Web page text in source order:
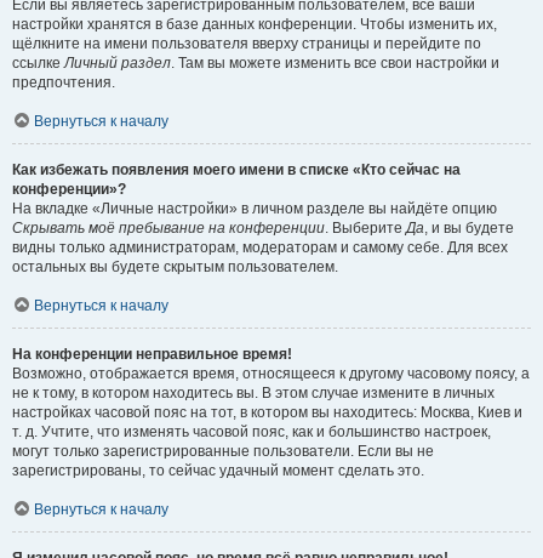
Если вы являетесь зарегистрированным пользователем, все ваши
настройки хранятся в базе данных конференции. Чтобы изменить их,
щёлкните на имени пользователя вверху страницы и перейдите по
ссылкеЛичный раздел. Там вы можете изменить все свои настройки и
предпочтения.
Вернуться к началу
Как избежать появления моего имени в списке «Кто сейчас на
конференции»?
На вкладке «Личные настройки» в личном разделе вы найдёте опцию
Скрывать моё пребывание на конференции. ВыберитеДа, и вы будете
видны только администраторам, модераторам и самому себе. Для всех
остальных вы будете скрытым пользователем.
Вернуться к началу
На конференции неправильное время!
Возможно, отображается время, относящееся к другому часовому поясу, а
не к тому, в котором находитесь вы. В этом случае измените в личных
настройках часовой пояс на тот, в котором вы находитесь: Москва, Киев и
т. д. Учтите, что изменять часовой пояс, как и большинство настроек,
могут только зарегистрированные пользователи. Если вы не
зарегистрированы, то сейчас удачный момент сделать это.
Вернуться к началу